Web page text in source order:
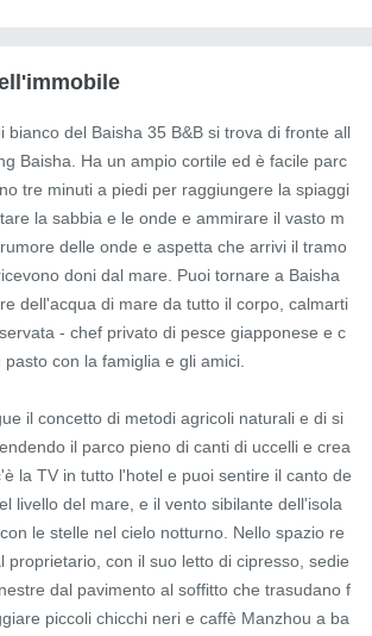
bianco del Baisha 35 B&B si trova di fronte all
Baisha. Ha un ampio cortile ed è facile parc
tre minuti a piedi per raggiungere la spiaggi
la sabbia e le onde e ammirare il vasto m
delle onde e aspetta che arrivi il tramo
doni dal mare. Puoi tornare a Baisha
dell'acqua di mare da tutto il corpo, calmarti
- chef privato di pesce giapponese e c
con la famiglia e gli amici.
il concetto di metodi agricoli naturali e di si
il parco pieno di canti di uccelli e crea
la TV in tutto l'hotel e puoi sentire il canto de
livello del mare, e il vento sibilante dell'isola
le stelle nel cielo notturno. Nello spazio re
proprietario, con il suo letto di cipresso, sedie
dal pavimento al soffitto che trasudano f
piccoli chicchi neri e caffè Manzhou a ba